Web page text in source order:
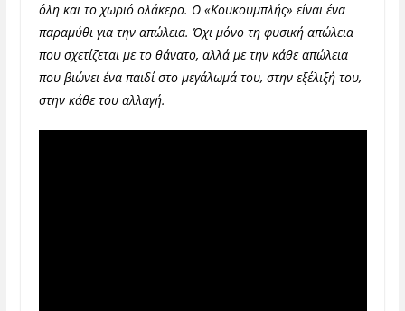
όλη και το χωριό ολάκερο. Ο «Κουκουμπλής» είναι ένα
παραμύθι για την απώλεια. Όχι μόνο τη φυσική απώλεια
που σχετίζεται με το θάνατο, αλλά με την κάθε απώλεια
που βιώνει ένα παιδί στο μεγάλωμά του, στην εξέλιξή του,
στην κάθε του αλλαγή.